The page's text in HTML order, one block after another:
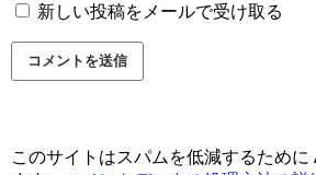
新しい投稿をメールで受け取る
このサイトはスパムを低減するために